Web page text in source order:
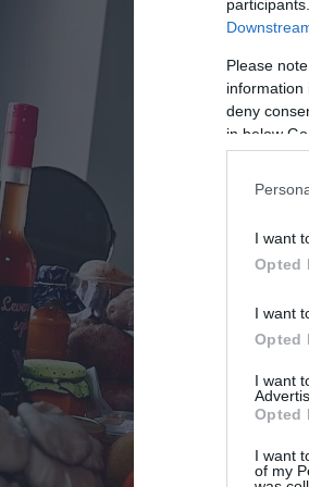
Please
information
deny
in below
I want
Opted
I want
Opted
I want
Opted
I want
of my